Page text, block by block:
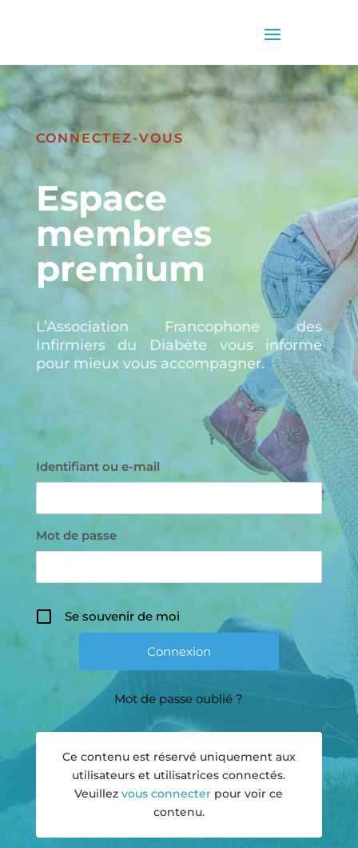
CONNECTEZ-VOUS
Espace
membres
premium
L’Association Francophone des
Infirmiers du Diabète vous informe
pour mieux vous accompagner.
Identifiant ou e-mail *
Mot de passe *
Se souvenir de moi
Mot de passe oublié ?
Ce contenu est réservé uniquement aux
utilisateurs et utilisatrices connectés.
Veuillezvous connecter pour voir ce
contenu.